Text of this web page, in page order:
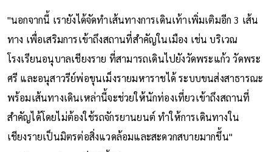
"นอกจากนี้ เรายังได้จัดทำเส้นทางการเดินเท้าเพิ่มเติมอีก 3 เส้น
ทาง เพื่อเสริมการเข้าถึงสถานที่สำคัญในเมือง เช่น บริเวณ
โรงเรียนอนุบาลเชียงราย ที่สามารถเดินไปยังวัดพระแก้ว วัดพระ
ศรี และอนุสาวรีย์พ่อขุนเม็งรายมหาราชได้ ระบบขนส่งสาธารณะ
พร้อมเส้นทางเดินเหล่านี้จะช่วยให้นักท่องเที่ยวเข้าถึงสถานที่
สำคัญได้โดยไม่ต้องใช้รถจักรยานยนต์ ทำให้การเดินทางใน
เชียงรายเป็นมิตรต่อสิ่งแวดล้อมและสะดวกสบายมากขึ้น"